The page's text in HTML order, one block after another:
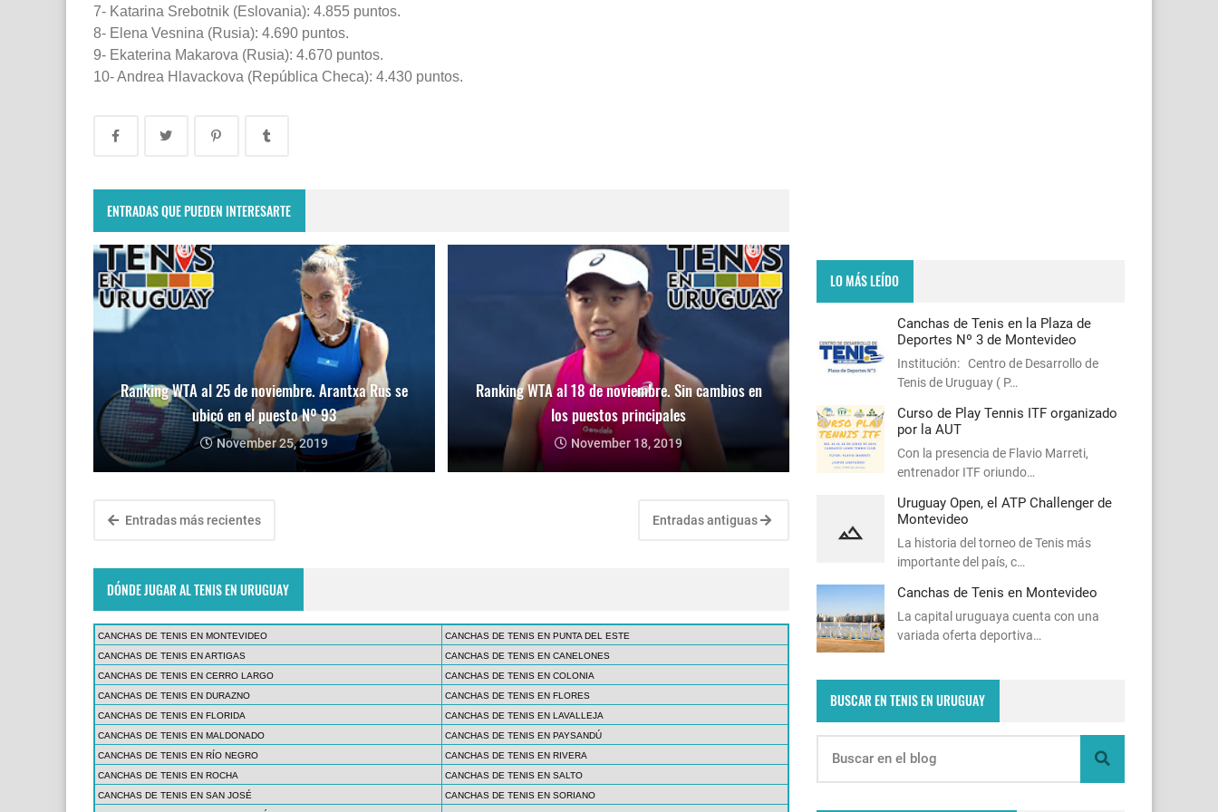
7- Katarina Srebotnik (Eslovania): 4.855 puntos.
8- Elena Vesnina (Rusia): 4.690 puntos.
9- Ekaterina Makarova (Rusia): 4.670 puntos.
10- Andrea Hlavackova (República Checa): 4.430 puntos.
ENTRADAS QUE PUEDEN INTERESARTE
Ranking WTA al 25 de noviembre. Arantxa Rus se
ubicó en el puesto Nº 93
November 25, 2019
Ranking WTA al 18 de noviembre. Sin cambios en
los puestos principales
November 18, 2019
Entradas más recientes Entradas antiguas
DÓNDE JUGAR AL TENIS EN URUGUAY
CANCHAS DE TENIS EN MONTEVIDEO
CANCHAS DE TENIS EN PUNTA DEL ESTE
CANCHAS DE TENIS EN ARTIGAS
CANCHAS DE TENIS EN CANELONES
CANCHAS DE TENIS EN CERRO LARGO
CANCHAS DE TENIS EN COLONIA
CANCHAS DE TENIS EN DURAZNO
CANCHAS DE TENIS EN FLORES
CANCHAS DE TENIS EN FLORIDA
CANCHAS DE TENIS EN LAVALLEJA
CANCHAS DE TENIS EN MALDONADO
CANCHAS DE TENIS EN PAYSANDÚ
CANCHAS DE TENIS EN RÍO NEGRO
CANCHAS DE TENIS EN RIVERA
CANCHAS DE TENIS EN ROCHA
CANCHAS DE TENIS EN SALTO
CANCHAS DE TENIS EN SAN JOSÉ
CANCHAS DE TENIS EN SORIANO
LO MÁS LEÍDO
Canchas de Tenis en la Plaza de
Deportes Nº 3 de Montevideo
Institución: Centro de Desarrollo de
Tenis de Uruguay ( P…
Curso de Play Tennis ITF organizado
por la AUT
Con la presencia de Flavio Marreti,
entrenador ITF oriundo…
Uruguay Open, el ATP Challenger de
Montevideo
La historia del torneo de Tenis más
importante del país, c…
Canchas de Tenis en Montevideo
La capital uruguaya cuenta con una
variada oferta deportiva…
BUSCAR EN TENIS EN URUGUAY